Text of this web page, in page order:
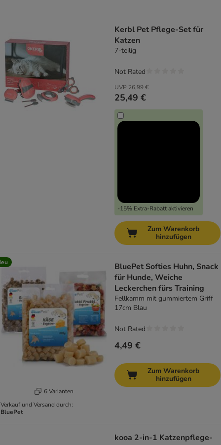
Kerbl Pet Pflege-Set für
Katzen
7-teilig
UVP 26,99 €
25,49 €
-15% Extra-Rabatt aktivieren
Not Rated
Zum Warenkorb
hinzufügen
6 Varianten
Verkauf und Versand durch:
BluePet
BluePet Softies Huhn, Snack
für Hunde, Weiche
Leckerchen fürs Training
Fellkamm mit gummiertem Griff
17cm Blau
4,49 €
Not Rated
Zum Warenkorb
hinzufügen
kooa 2-in-1 Katzenpflege-